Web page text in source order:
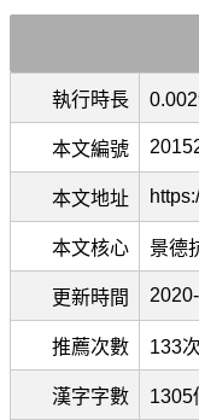
執行時長
本文編號
本文地址
本文核心 景德
更新時間
推薦次數 133次
漢字字數 1305